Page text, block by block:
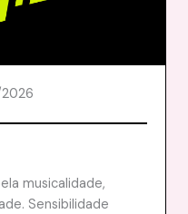
2026
musicalidade,
Sensibilidade